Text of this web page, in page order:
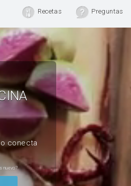
Recetas Preguntas
conecta
nuevo?